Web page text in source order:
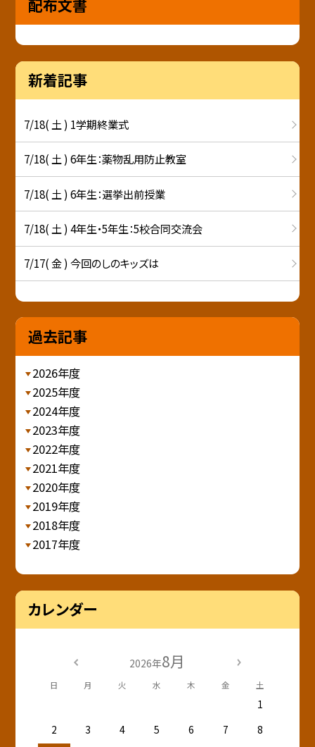
配布文書
新着記事
7/18( 土 ) 1学期終業式
7/18( 土 ) 6年生：薬物乱用防止教室
7/18( 土 ) 6年生：選挙出前授業
7/18( 土 ) 4年生・5年生：5校合同交流会
7/17( 金 ) 今回のしのキッズは
過去記事
2026年度
2025年度
2024年度
2023年度
2022年度
2021年度
2020年度
2019年度
2018年度
2017年度
カレンダー
2026年8月
日 月 火 水 木 金 土
1
2
3 4 5 6 7
8